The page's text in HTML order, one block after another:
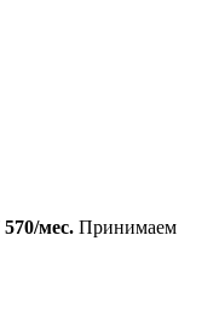
570/мес. Принимаем